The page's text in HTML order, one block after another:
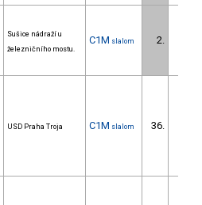
Sušice nádraží u
železničního mostu.
C1M slalom 2.
USD Praha Troja C1M slalom 36.